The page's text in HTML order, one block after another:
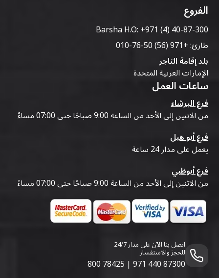
الفروع
Barsha H.O:+971 (4) 40-87-300
طارئ:+971 (56) 50-76-010
بلد إقامة التاجر
الإمارات العربية المتحدة
ساعات العمل
فرع البرشاء
من الاثنين إلى الأحد من الساعة 9:00 صباحًا حتى 07:00 مساءً
فرع أبو هيل
يعمل على مدار 24 ساعة
فرع أبوظبي
من الاثنين إلى الأحد من الساعة 9:00 صباحًا حتى 07:00 مساءً
اتصل بنا الآن على مدار 24/7
للحجز والاستفسار
800 78425 | 971 440 87300